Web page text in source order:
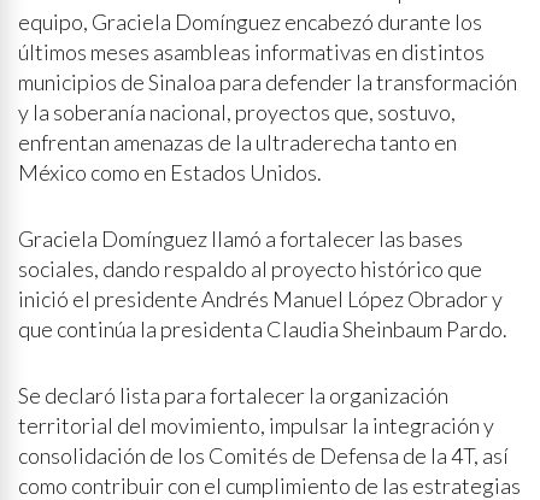
equipo, Graciela Domínguez encabezó durante los
últimos meses asambleas informativas en distintos
municipios de Sinaloa para defender la transformación
y la soberanía nacional, proyectos que, sostuvo,
enfrentan amenazas de la ultraderecha tanto en
México como en Estados Unidos.
Graciela Domínguez llamó a fortalecer las bases
sociales, dando respaldo al proyecto histórico que
inició el presidente Andrés Manuel López Obrador y
que continúa la presidenta Claudia Sheinbaum Pardo.
Se declaró lista para fortalecer la organización
territorial del movimiento, impulsar la integración y
consolidación de los Comités de Defensa de la 4T, así
como contribuir con el cumplimiento de las estrategias